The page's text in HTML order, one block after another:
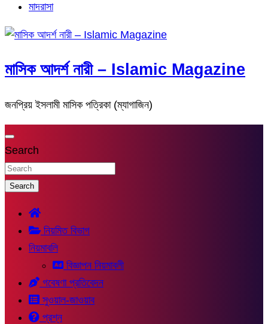
মাদরাসা
মাসিক আদর্শ নারী – Islamic Magazine
জনপ্রিয় ইসলামী মাসিক পত্রিকা (ম্যাগাজিন)
Search
Search
নিয়মিত বিভাগ
নিয়মাবলি
বিজ্ঞাপন নিয়মাবলী
গবেষণা প্রতিবেদন
সুওয়াল-জাওয়াব
প্রশ্ন